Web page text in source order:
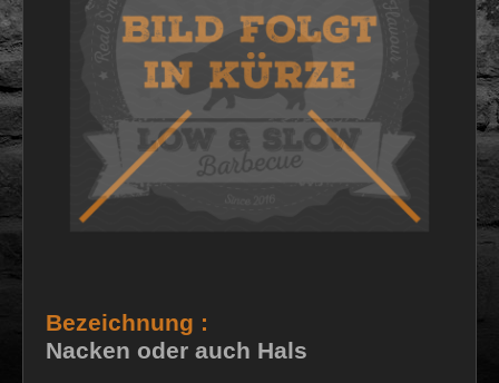
Bezeichnung :
Nacken oder auch Hals